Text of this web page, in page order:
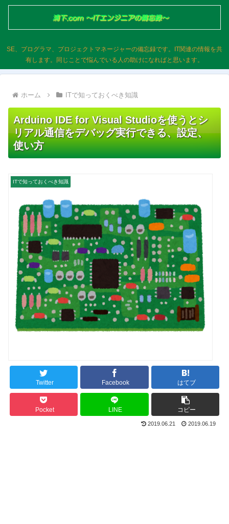
SE、プログラマ、プロジェクトマネージャーの備忘録です。IT関連の情報を共
有します。同じことで悩んでいる人の助けになればと思います。
ホーム ITで知っておくべき知識
Arduino IDE for Visual Studioを使うとシ
リアル通信をデバッグ実行できる、設定、
使い方
ITで知っておくべき知識
Twitter Facebook はてブ
Pocket LINE コピー
2019.06.21 2019.06.19